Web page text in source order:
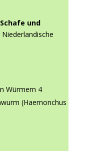
und
Würmern 4
(Haemonchus